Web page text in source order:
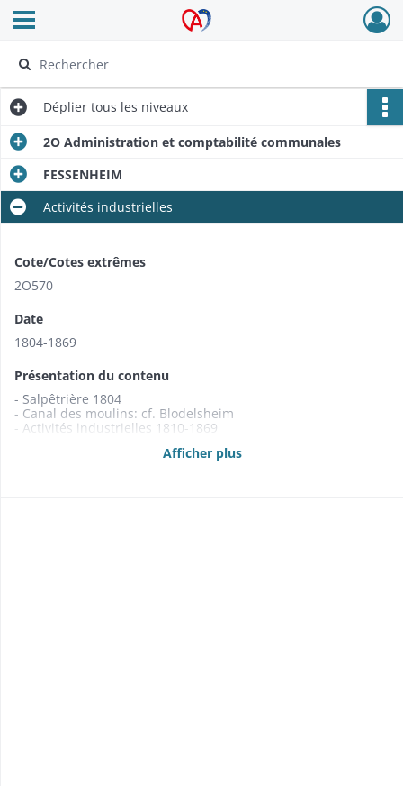
Archives Alsace - Colmar
Ouvrir le menu déroulant
Déplier tous les niveaux
2O Administration et comptabilité communales
FESSENHEIM
Activités industrielles
Cote/Cotes extrêmes
2O570
Date
1804-1869
Présentation du contenu
- Salpêtrière 1804
- Canal des moulins: cf. Blodelsheim
- Activités industrielles 1810-1869
Afficher plus